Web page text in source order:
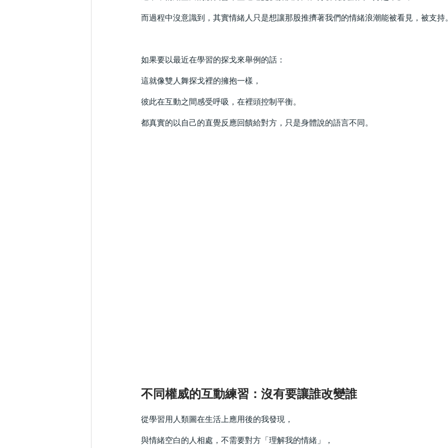
而過程中沒意識到，其實情緒人只是想讓那股推擠著我們的情緒浪潮能被看見，被支持
如果要以最近在學習的探戈來舉例的話：
這就像雙人舞探戈裡的擁抱一樣，
彼此在互動之間感受呼吸，在裡頭控制平衡。
都真實的以自己的直覺反應回饋給對方，只是身體說的語言不同。
不同權威的互動練習：沒有要讓誰改變誰
從學習用人類圖在生活上應用後的我發現，
與情緒空白的人相處，不需要對方「理解我的情緒」，